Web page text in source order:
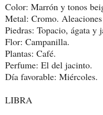
Color: Marrón y tonos
Metal: Cromo. Aleaciones
Piedras: Topacio, ágata y
Flor: Campanilla.
Plantas: Café.
Perfume: El del jacinto.
Día favorable: Miércoles.
LIBRA